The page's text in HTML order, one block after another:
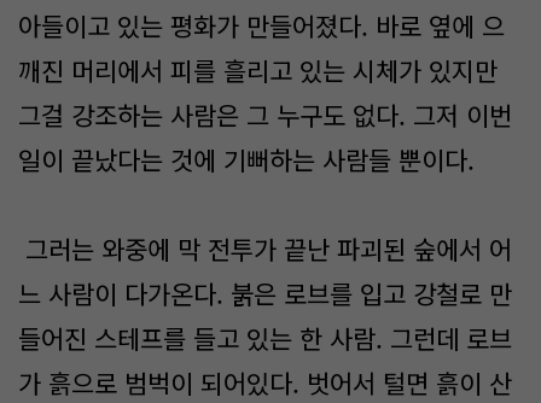
아들이고 있는 평화가 만들어졌다. 바로 옆에 으
깨진 머리에서 피를 흘리고 있는 시체가 있지만
그걸 강조하는 사람은 그 누구도 없다. 그저 이번
일이 끝났다는 것에 기뻐하는 사람들 뿐이다.
그러는 와중에 막 전투가 끝난 파괴된 숲에서 어
느 사람이 다가온다. 붉은 로브를 입고 강철로 만
들어진 스테프를 들고 있는 한 사람. 그런데 로브
가 흙으로 범벅이 되어있다. 벗어서 털면 흙이 산